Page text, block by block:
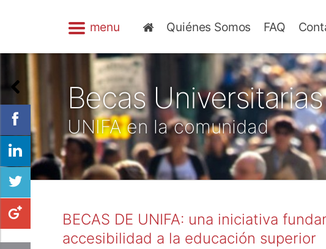
menu Quiénes Somos FAQ
Becas Universitarias
UNIFA en la comunidad
BECAS DE UNIFA: una iniciativa
accesibilidad a la educación superior